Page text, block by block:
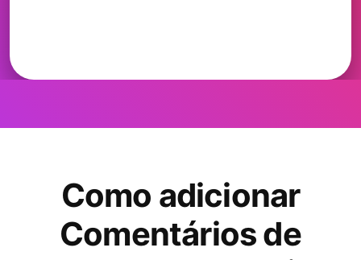
Como adicionar
Comentários de